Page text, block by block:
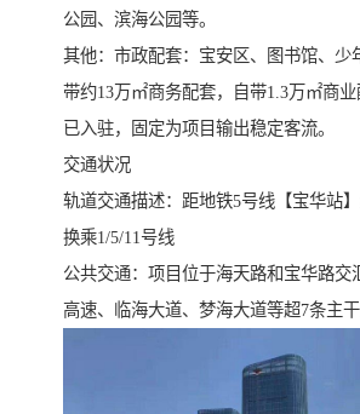
公园、滨海公园等。
其他：市政配套：宝安区、图书馆、少
带约13万㎡商务配套，自带1.3万㎡商
已入驻，固定为项目输出稳定客流。
交通状况
轨道交通描述：距地铁5号线【宝华站
换乘1/5/11号线
公共交通：项目位于海天路和宝华路交
高速、临海大道、梦海大道等超7条主